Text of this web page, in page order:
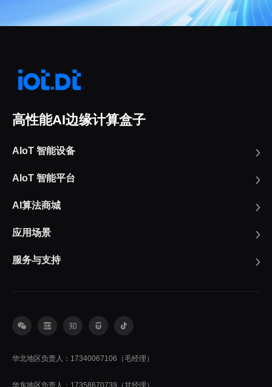
高性能AI边缘计算盒子
AIoT 智能设备
AIoT 智能平台
AI算法商城
应用场景
服务与支持
华北地区负责人：17340067106（毛经理）
华东地区负责人：17358670739（甘经理）